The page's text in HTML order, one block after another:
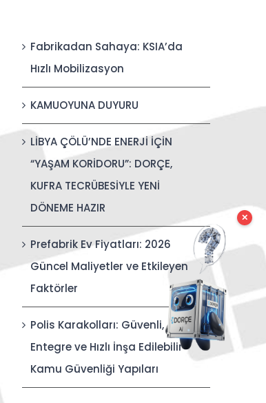
Fabrikadan Sahaya: KSIA’da
Hızlı Mobilizasyon
KAMUOYUNA DUYURU
LİBYA ÇÖLÜ’NDE ENERJİ İÇİN
“YAŞAM KORİDORU”: DORÇE,
KUFRA TECRÜBESİYLE YENİ
DÖNEME HAZIR
Prefabrik Ev Fiyatları: 2026
Güncel Maliyetler ve Etkileyen
Faktörler
Polis Karakolları: Güvenli,
Entegre ve Hızlı İnşa Edilebilir
Kamu Güvenliği Yapıları
✕